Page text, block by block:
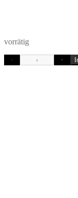
vorrätig
- +